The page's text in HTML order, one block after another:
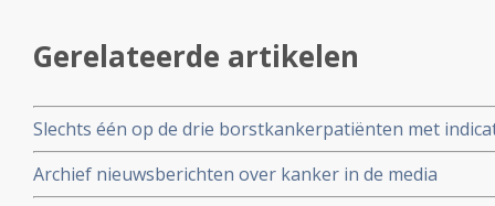
Gerelateerde artikelen
Slechts één op de drie borstkankerpatiënten met
genprofieltest die onnodige chemotherapie kan
Archief nieuwsberichten over kanker in de media